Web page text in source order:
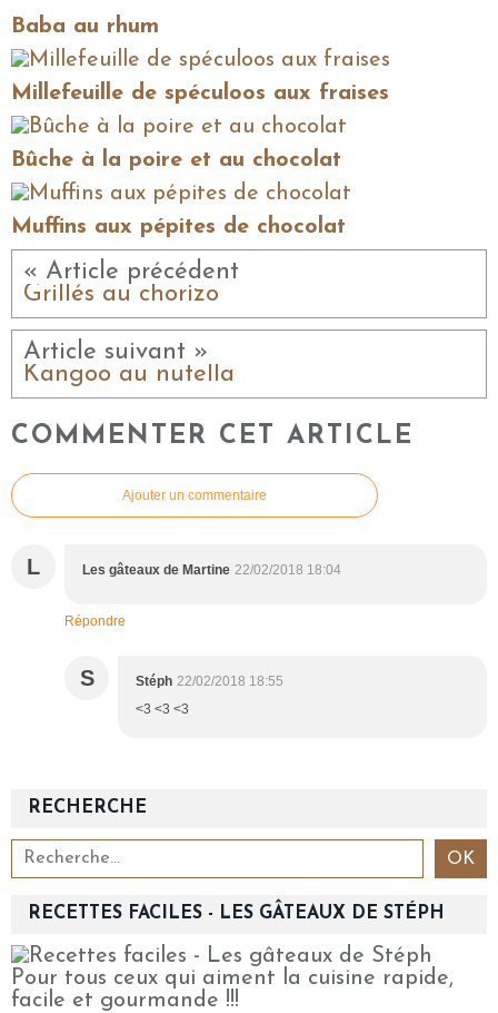
Baba au rhum
Millefeuille de spéculoos aux fraises
Bûche à la poire et au chocolat
Muffins aux pépites de chocolat
« Article précédent
Grillés au chorizo
Article suivant »
Kangoo au nutella
COMMENTER CET ARTICLE
Ajouter un commentaire
L Les gâteaux de Martine 22/02/2018 18:04
Répondre
S Stéph 22/02/2018 18:55
<3 <3 <3
RECHERCHE
RECETTES FACILES - LES GÂTEAUX DE STÉPH
Pour tous ceux qui aiment la cuisine rapide,
facile et gourmande !!!